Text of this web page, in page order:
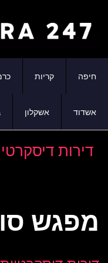
חיפה קריות
אשדוד אשקלון
דירות
מפגש